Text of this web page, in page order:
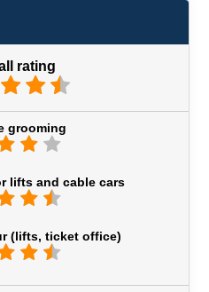
rating
grooming
lifts and cable cars
(lifts, ticket office)